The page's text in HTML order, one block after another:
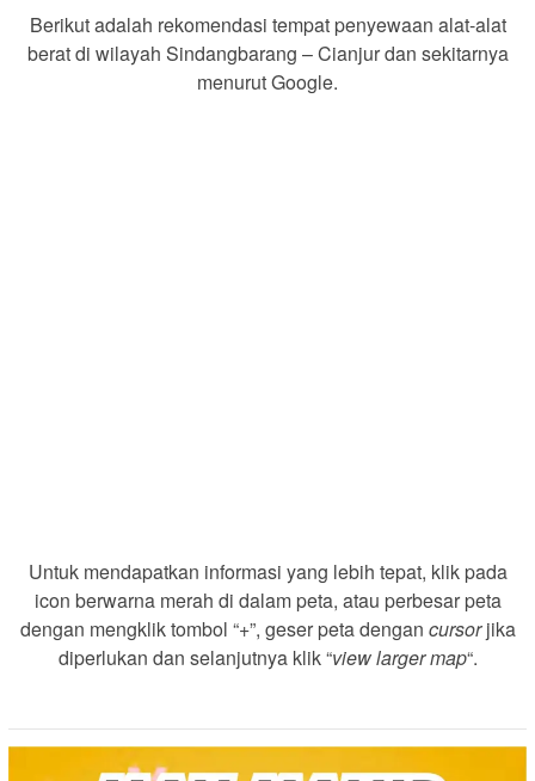
Berikut adalah rekomendasi tempat penyewaan alat-alat
berat di wilayah Sindangbarang – Cianjur dan sekitarnya
menurut Google.
Untuk mendapatkan informasi yang lebih tepat, klik pada
icon berwarna merah di dalam peta, atau perbesar peta
dengan mengklik tombol “+”, geser peta dengan cursorjika
diperlukan dan selanjutnya klik “view larger map“.